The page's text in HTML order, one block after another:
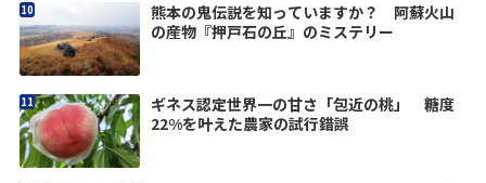
熊本の鬼伝説を知っていますか？ 阿蘇火山
の産物『押戸石の丘』のミステリー
ギネス認定世界一の甘さ「包近の桃」 糖度
22%を叶えた農家の試行錯誤